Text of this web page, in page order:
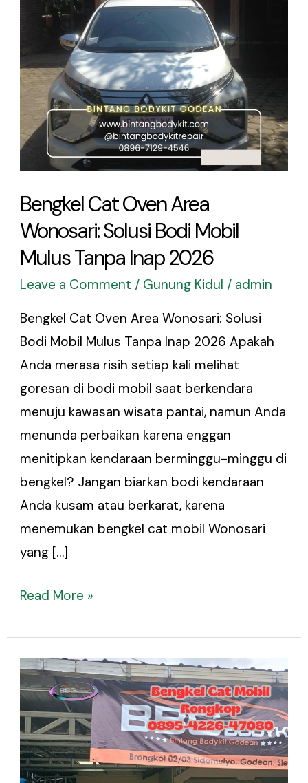
Bengkel Cat Oven Area
Wonosari: Solusi Bodi Mobil
Mulus Tanpa Inap 2026
Leave a Comment / Gunung Kidul / admin
Bengkel Cat Oven Area Wonosari: Solusi
Bodi Mobil Mulus Tanpa Inap 2026 Apakah
Anda merasa risih setiap kali melihat
goresan di bodi mobil saat berkendara
menuju kawasan wisata pantai, namun Anda
menunda perbaikan karena enggan
menitipkan kendaraan berminggu-minggu di
bengkel? Jangan biarkan bodi kendaraan
Anda kusam atau berkarat, karena
menemukan bengkel cat mobil Wonosari
yang […]
Wonosari:
Bodi
Mobil
Mulus
Tanpa
Inap
2026
Read More »
Bengkel
Cat
Mobil
Rongkop
–